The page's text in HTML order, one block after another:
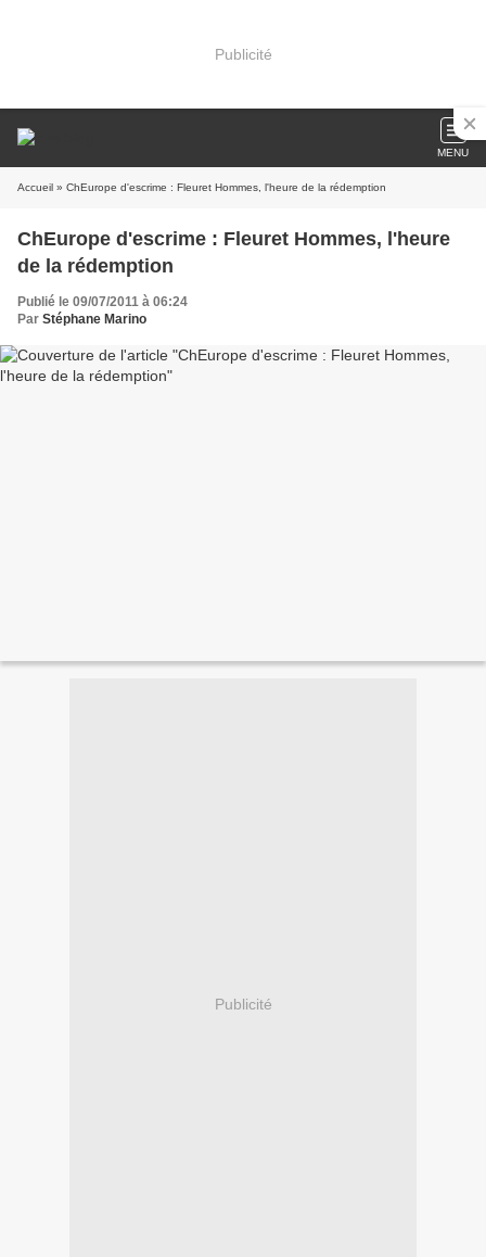
Publicité
MENU
Accueil » ChEurope d'escrime : Fleuret Hommes, l'heure de la rédemption
ChEurope d'escrime : Fleuret Hommes, l'heure
de la rédemption
Publié le 09/07/2011 à 06:24
Par Stéphane Marino
Publicité